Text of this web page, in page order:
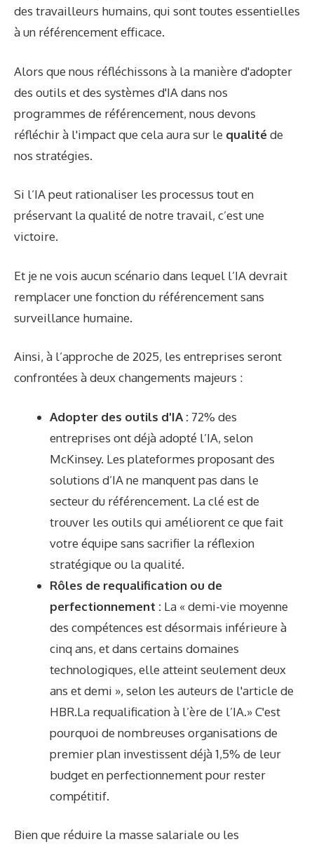
des travailleurs humains, qui sont toutes essentielles
à un référencement efficace.
Alors que nous réfléchissons à la manière d'adopter
des outils et des systèmes d'IA dans nos
programmes de référencement, nous devons
réfléchir à l'impact que cela aura sur le qualitéde
nos stratégies.
Si l’IA peut rationaliser les processus tout en
préservant la qualité de notre travail, c’est une
victoire.
Et je ne vois aucun scénario dans lequel l’IA devrait
remplacer une fonction du référencement sans
surveillance humaine.
Ainsi, à l’approche de 2025, les entreprises seront
confrontées à deux changements majeurs :
Adopter des outils d'IA : 72% des
entreprises ont déjà adopté l’IA, selon
McKinsey. Les plateformes proposant des
solutions d’IA ne manquent pas dans le
secteur du référencement. La clé est de
trouver les outils qui améliorent ce que fait
votre équipe sans sacrifier la réflexion
stratégique ou la qualité.
Rôles de requalification ou de
perfectionnement : La « demi-vie moyenne
des compétences est désormais inférieure à
cinq ans, et dans certains domaines
technologiques, elle atteint seulement deux
ans et demi », selon les auteurs de l'article de
HBR.La requalification à l’ère de l’IA.» C'est
pourquoi de nombreuses organisations de
premier plan investissent déjà1,5% de leur
budgeten perfectionnement pour rester
compétitif.
Bien que réduire la masse salariale ou les